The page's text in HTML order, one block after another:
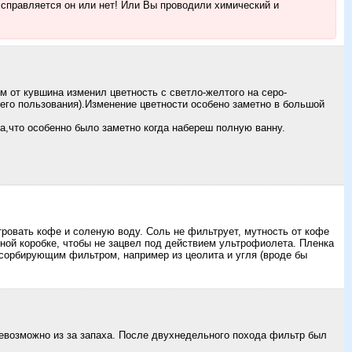
он или нет! Или Вы проводили химический и
кувшина изменил цветность с светло-желтого на серо-
пользования).Изменение цветности особено заметно в большой
особенно было заметно когда набереш полную ванну.
кофе и соленую воду. Соль не фильтрует, мутность от кофе
коробке, чтобы не зацвел под действием ультрофиолета. Пленка
фильтром, например из цеолита и угля (вроде бы
из за запаха. После двухнедельного похода фильтр был